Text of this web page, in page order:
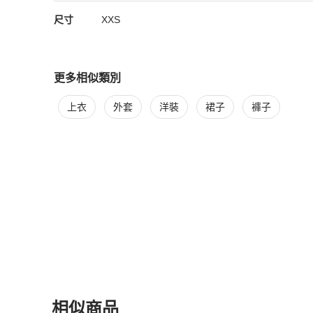
尺寸 XXS
更多相似類別
更多 Moschino 女裝 相似商品推薦
上衣 外套 洋裝 裙子 褲子
相似商品